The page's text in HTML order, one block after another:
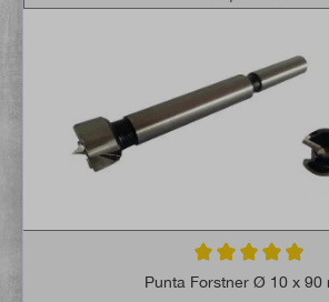
Valutazione media
Punta Forstner Ø 10 x 90